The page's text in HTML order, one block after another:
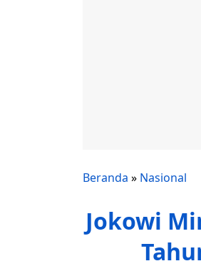
Beranda » Nasional
Jokowi